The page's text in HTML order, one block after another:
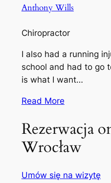
Anthony Wills
Chiropractor
I also had a running
school and had to go
is what I want…
Read More
Rezerwacja
Wrocław
Umów się na wizytę